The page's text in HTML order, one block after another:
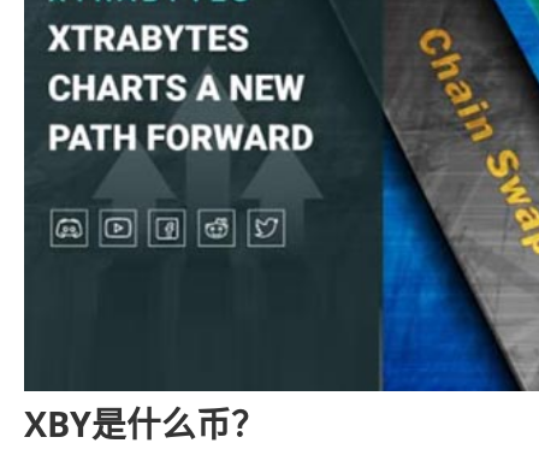
XBY是什么币？